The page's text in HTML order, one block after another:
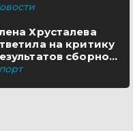
Хрусталева
на критику
сборной